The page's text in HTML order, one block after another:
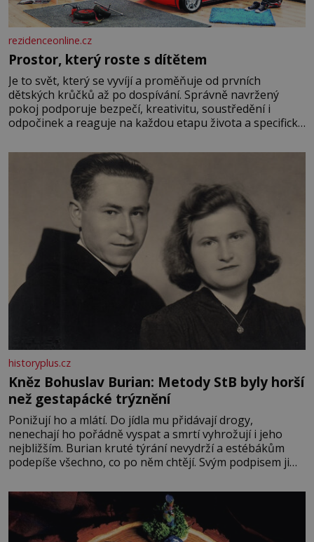
rezidenceonline.cz
Prostor, který roste s dítětem
Je to svět, který se vyvíjí a proměňuje od prvních
dětských krůčků až po dospívání. Správně navržený
pokoj podporuje bezpečí, kreativitu, soustředění i
odpočinek a reaguje na každou etapu života a specifické
měkkost a bezpečí, proto by pokoj miminka měl působit
především klidně a útulně. Předškolní věk je
historyplus.cz
Kněz Bohuslav Burian: Metody StB byly horší
než gestapácké trýznění
Ponižují ho a mlátí. Do jídla mu přidávají drogy,
nenechají ho pořádně vyspat a smrtí vyhrožují i jeho
nejbližším. Burian kruté týrání nevydrží a estébákům
podepíše všechno, co po něm chtějí. Svým podpisem jim
fyzický ani psychický nátlak. Syn brněnského řezníka
chce být knězem a